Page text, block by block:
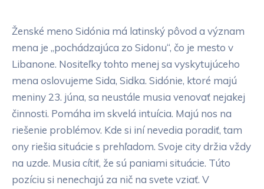
Ženské meno Sidónia má latinský pôvod a význam
mena je „pochádzajúca zo Sidonu“, čo je mesto v
Libanone. Nositeľky tohto menej sa vyskytujúceho
mena oslovujeme Sida, Sidka. Sidónie, ktoré majú
meniny 23. júna, sa neustále musia venovať nejakej
činnosti. Pomáha im skvelá intuícia. Majú nos na
riešenie problémov. Kde si iní nevedia poradiť, tam
ony riešia situácie s prehľadom. Svoje city držia vždy
na uzde. Musia cítiť, že sú paniami situácie. Túto
pozíciu si nenechajú za nič na svete vziať. V